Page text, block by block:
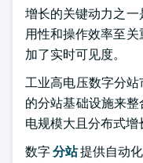
增长的关键动力之
用性和操作效率至
加了实时可见度。
工业高电压数字分
的分站基础设施来
电规模大且分布式增
数字分站提供自动